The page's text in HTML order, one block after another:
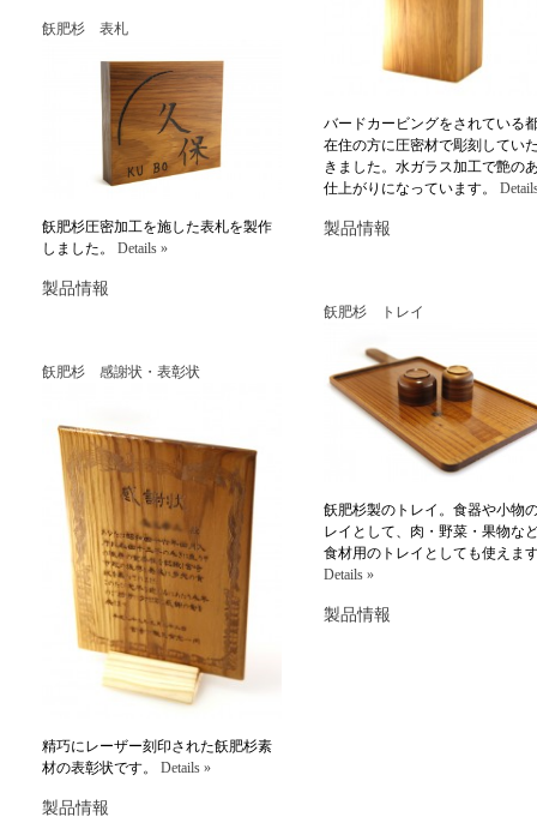
バードカービングをされている
在住の方に圧密材で彫刻してい
きました。水ガラス加工で艶の
仕上がりになっています。
製品情報
飫肥杉 表札
飫肥杉圧密加工を施した表札を製作
しました。 Details »
製品情報
飫肥杉 トレイ
飫肥杉製のトレイ。食器や小物
レイとして、肉・野菜・果物な
食材用のトレイとしても使えま
Details »
製品情報
飫肥杉 感謝状・表彰状
精巧にレーザー刻印された飫肥杉素
材の表彰状です。 Details »
製品情報